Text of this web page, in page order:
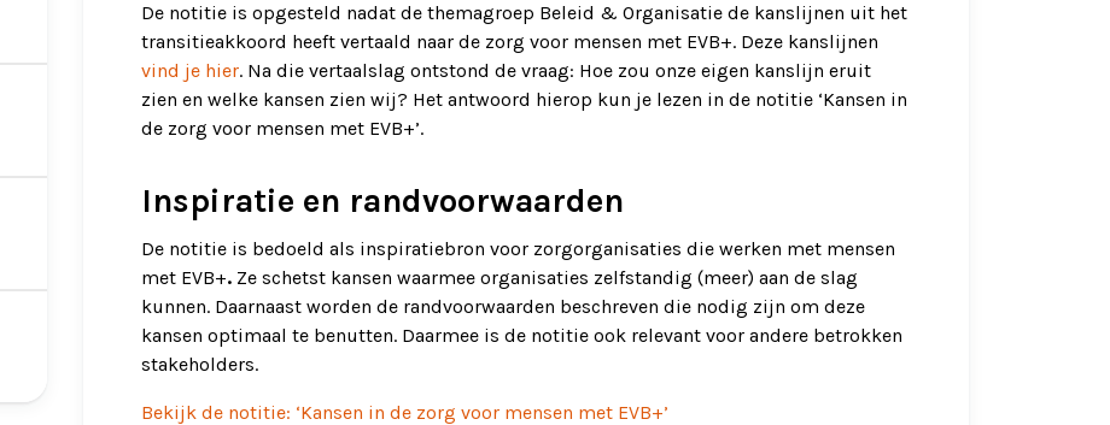
De notitie is opgesteld nadat de themagroep Beleid & Organisatie de kanslijnen uit het
transitieakkoord heeft vertaald naar de zorg voor mensen met EVB+. Deze kanslijnen
vind je hier. Na die vertaalslag ontstond de vraag: Hoe zou onze eigen kanslijn eruit
zien en welke kansen zien wij? Het antwoord hierop kun je lezen in de notitie ‘Kansen in
de zorg voor mensen met EVB+’.
Inspiratie en randvoorwaarden
De notitie is bedoeld als inspiratiebron voor zorgorganisaties die werken met mensen
met EVB+. Ze schetst kansen waarmee organisaties zelfstandig (meer) aan de slag
kunnen. Daarnaast worden de randvoorwaarden beschreven die nodig zijn om deze
kansen optimaal te benutten. Daarmee is de notitie ook relevant voor andere betrokken
stakeholders.
Bekijk de notitie: ‘Kansen in de zorg voor mensen met EVB+’